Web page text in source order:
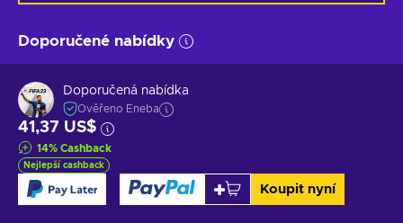
Doporučené nabídky
Doporučená nabídka
Ověřeno Eneba
41,37 US$
14% Cashback
Nejlepší cashback
Koupit nyní